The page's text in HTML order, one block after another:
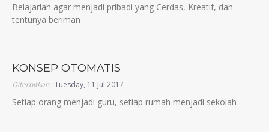
Belajarlah agar menjadi pribadi yang Cerdas, Kreatif, dan
tentunya beriman
KONSEP OTOMATIS
Diterbitkan :Tuesday, 11 Jul 2017
Setiap orang menjadi guru, setiap rumah menjadi sekolah